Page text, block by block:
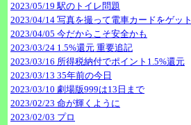
2023/05/19 駅のトイレ問題
2023/04/14 写真を撮って電車カードをゲット
2023/04/05 今だからこそ安全かも
2023/03/24 1.5%還元 重要追記
2023/03/16 所得税納付でポイント1.5%還元
2023/03/13 35年前の今日
2023/03/10 劇場版999は13日まで
2023/02/23 命が輝くように
2023/02/03 プロ